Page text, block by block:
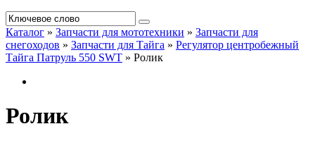
Каталог » Запчасти для мототехники » Запчасти для
снегоходов » Запчасти для Тайга » Регулятор центробежный
Тайга Патруль 550 SWT » Ролик
Ролик